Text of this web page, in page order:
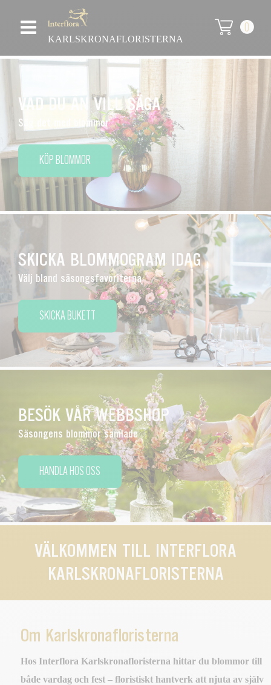
KARLSKRONAFLORISTERNA
0
VAD DU ÄN VILL SÄGA
Säg det med blommor
KÖP BLOMMOR
SKICKA BLOMMOGRAM IDAG
Välj bland säsongsfavoriterna
SKICKA BUKETT
BESÖK VÅR WEBBSHOP
Säsongens blommor samlade
HANDLA HOS OSS
VÄLKOMMEN TILL INTERFLORA
KARLSKRONAFLORISTERNA
Om Karlskronafloristerna
Hos Interflora Karlskronafloristerna hittar du blommor till
både vardag och fest – floristiskt hantverk att njuta av själv